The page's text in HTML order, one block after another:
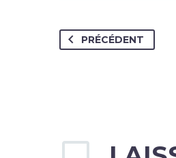
PRÉCÉDENT